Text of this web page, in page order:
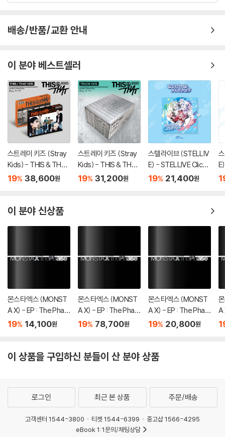
배송/반품/교환 안내
이 분야 베스트셀러
스트레이 키즈 (Stray
Kids) - THIS & THAT
[2종 SET]
19% 38,600원
스트레이 키즈 (Stray
Kids) - THIS & THAT
[TRUCK VER.]
19% 31,200원
스텔라이브 (STELLIV
E) - STELLIVE Cliche
1st EP 「Colorful Stro
19% 21,400원
이 분야 신상품
몬스타엑스 (MONST
A X) - EP : The Phas
e [DIGIPAK ver.][5종
19% 14,100원
몬스타엑스 (MONST
A X) - EP : The Phas
e [4종 SET]
19% 78,700원
몬스타엑스 (MONST
A X) - EP : The Phas
e [OFFSET ver.]
19% 20,800원
A
e
이 상품을 구입하신 분들이 산 분야 상품
로그인 최근 본 상품 주문/배송
고객센터 1544-3800 티켓 1544-6399
중고샵 1566-4295
eBook 1:1문의/채팅상담